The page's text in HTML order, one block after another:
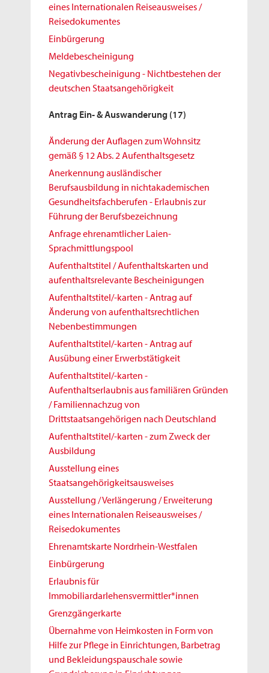
eines Internationalen Reiseausweises /
Reisedokumentes
Einbürgerung
Meldebescheinigung
Negativbescheinigung - Nichtbestehen der
deutschen Staatsangehörigkeit
Antrag Ein- & Auswanderung (17)
Änderung der Auflagen zum Wohnsitz
gemäß § 12 Abs. 2 Aufenthaltsgesetz
Anerkennung ausländischer
Berufsausbildung in nichtakademischen
Gesundheitsfachberufen - Erlaubnis zur
Führung der Berufsbezeichnung
Anfrage ehrenamtlicher Laien-
Sprachmittlungspool
Aufenthaltstitel / Aufenthaltskarten und
aufenthaltsrelevante Bescheinigungen
Aufenthaltstitel/-karten - Antrag auf
Änderung von aufenthaltsrechtlichen
Nebenbestimmungen
Aufenthaltstitel/-karten - Antrag auf
Ausübung einer Erwerbstätigkeit
Aufenthaltstitel/-karten -
Aufenthaltserlaubnis aus familiären Gründen
/ Familiennachzug von
Drittstaatsangehörigen nach Deutschland
Aufenthaltstitel/-karten - zum Zweck der
Ausbildung
Ausstellung eines
Staatsangehörigkeitsausweises
Ausstellung / Verlängerung / Erweiterung
eines Internationalen Reiseausweises /
Reisedokumentes
Ehrenamtskarte Nordrhein-Westfalen
Einbürgerung
Erlaubnis für
Immobiliardarlehensvermittler*innen
Grenzgängerkarte
Übernahme von Heimkosten in Form von
Hilfe zur Pflege in Einrichtungen, Barbetrag
und Bekleidungspauschale sowie